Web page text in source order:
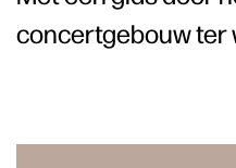
concertgebouw ter